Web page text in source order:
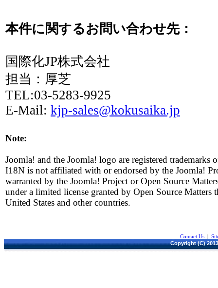
本件に関するお問い合わせ先：
国際化JP株式会社
担当：厚芝
TEL:03-5283-9925
E-Mail: kjp-sales@kokusaika.jp
Note:
Joomla! and the Joomla! logo are registered trademarks
I18N is not affiliated with or endorsed by the Joomla!
warranted by the Joomla! Project or Open Source
under a limited license granted by Open Source Matters
United States and other countries.
Contact Us |
Copyright (C)